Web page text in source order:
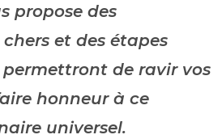
propose des
et des étapes
de ravir vos
honneur à ce
universel.